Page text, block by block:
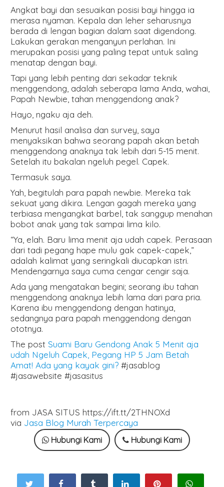
Angkat bayi dan sesuaikan posisi bayi hingga ia
merasa nyaman. Kepala dan leher seharusnya
berada di lengan bagian dalam saat digendong.
Lakukan gerakan menganyun perlahan. Ini
merupakan posisi yang paling tepat untuk saling
menatap dengan bayi.
Tapi yang lebih penting dari sekadar teknik
menggendong, adalah seberapa lama Anda, wahai,
Papah Newbie, tahan menggendong anak?
Hayo, ngaku aja deh.
Menurut hasil analisa dan survey, saya
menyaksikan bahwa seorang papah akan betah
menggendong anaknya tak lebih dari 5-15 menit.
Setelah itu bakalan ngeluh pegel. Capek.
Termasuk saya.
Yah, begitulah para papah newbie. Mereka tak
sekuat yang dikira. Lengan gagah mereka yang
terbiasa mengangkat barbel, tak sanggup menahan
bobot anak yang tak sampai lima kilo.
“Ya, elah. Baru lima menit aja udah capek. Perasaan
dari tadi pegang hape mulu gak capek-capek,”
adalah kalimat yang seringkali diucapkan istri.
Mendengarnya saya cuma cengar cengir saja.
Ada yang mengatakan begini; seorang ibu tahan
menggendong anaknya lebih lama dari para pria.
Karena ibu menggendong dengan hatinya,
sedangnya para papah menggendong dengan
ototnya.
The post Suami Baru Gendong Anak 5 Menit aja
udah Ngeluh Capek, Pegang HP 5 Jam Betah
Amat! Ada yang kayak gini? #jasablog
#jasawebsite #jasasitus
from JASA SITUS https://ift.tt/2THNOXd
via Jasa Blog Murah Terpercaya
Hubungi Kami Hubungi Kami